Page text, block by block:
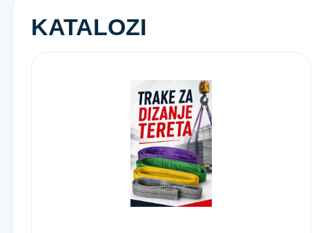
KATALOZI